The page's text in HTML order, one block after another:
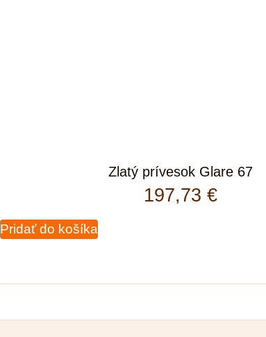
Zlatý prívesok Glare 67
197,73 €
Pridať do košíka